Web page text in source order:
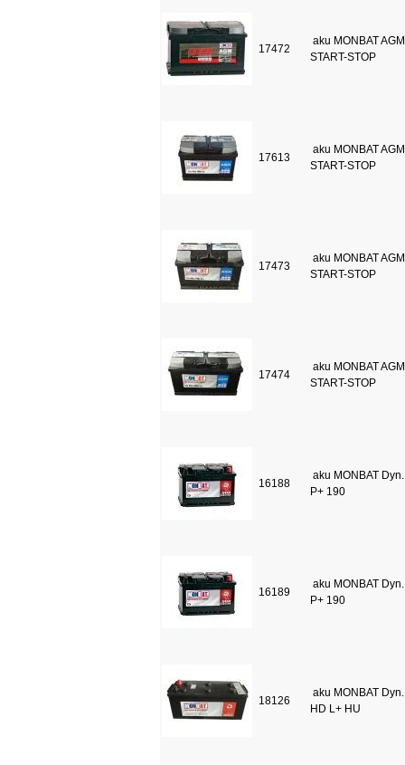
17472
aku MONBAT
START-STOP
17613
aku MONBAT
START-STOP
17473
aku MONBAT
START-STOP
17474
aku MONBAT
START-STOP
16188
aku MONBAT
P+ 190
16189
aku MONBAT
P+ 190
18126
aku MONBAT
HD L+ HU